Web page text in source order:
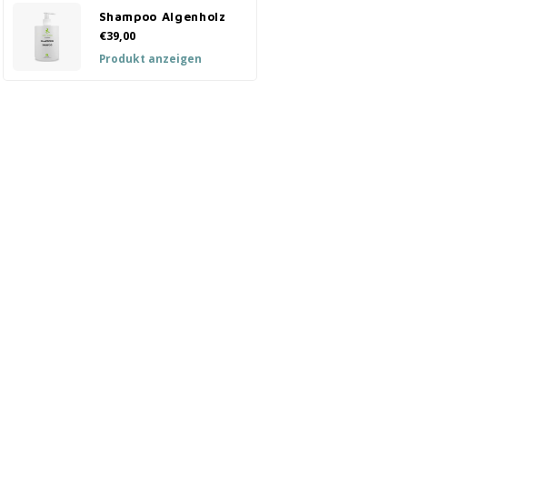
Shampoo Algenholz
€39,00
Produkt anzeigen